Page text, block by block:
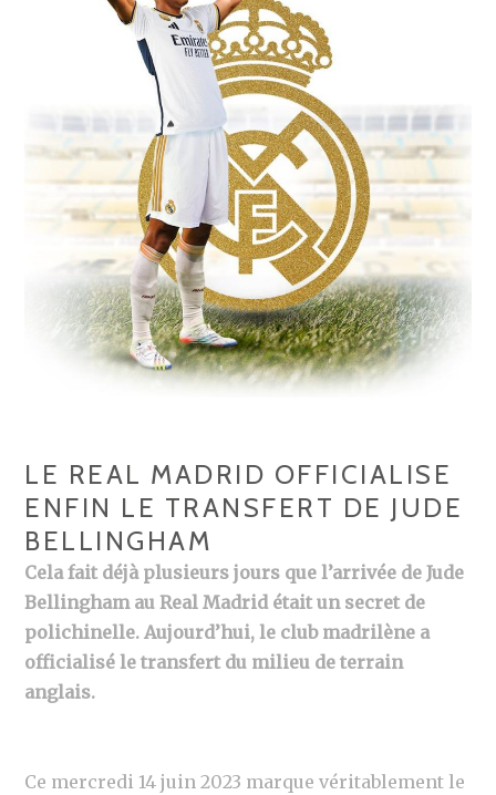
LE REAL MADRID OFFICIALISE
ENFIN LE TRANSFERT DE JUDE
BELLINGHAM
Cela fait déjà plusieurs jours que l’arrivée de Jude
Bellingham au Real Madrid était un secret de
polichinelle. Aujourd’hui, le club madrilène a
officialisé le transfert du milieu de terrain
anglais.
Ce mercredi 14 juin 2023 marque véritablement le